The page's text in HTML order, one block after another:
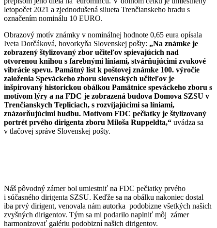
letopočet 2021 a zjednodušená silueta Trenčianskeho hradu s
označením nominálu 10 EURO.
Obrazový motív známky v nominálnej hodnote 0,65 eura opísala
Iveta Dorčáková, hovorkyňa Slovenskej pošty: „Na známke je
zobrazený štylizovaný zbor učiteľov spievajúcich nad
otvorenou knihou s farebnými líniami, stvárňujúcimi zvukové
vibrácie spevu. Pamätný list k poštovej známke 100. výročie
založenia Speváckeho zboru slovenských učiteľov je
inšpirovaný historickou obálkou Pamätnice speváckeho zboru s
motívom lýry a na FDC je zobrazená budova Domova SZSU v
Trenčianskych Tepliciach, s rozvíjajúcimi sa líniami,
znázorňujúcimi hudbu. Motívom FDC pečiatky je štylizovaný
portrét prvého dirigenta zboru Miloša Ruppeldta,“ uvádza sa
v tlačovej správe Slovenskej pošty.
Náš pôvodný zámer bol umiestniť na FDC pečiatky prvého
i súčasného dirigenta SZSU. Keďže sa na obálku nakoniec dostal
iba prvý dirigent, venovala nám autorka podobizne všetkých našich
zvyšných dirigentov. Tým sa mi podarilo naplniť môj zámer
harmonizovať galériu podobizní našich dirigentov.